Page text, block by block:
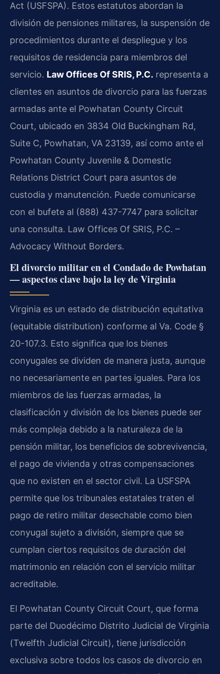
Act (USFSPA). Estos estatutos abordan la
división de pensiones militares, la suspensión de
procedimientos durante el despliegue y los
requisitos de residencia para miembros del
servicio. Law Offices Of SRIS, P.C. representa a
clientes en asuntos de divorcio para las fuerzas
armadas ante el Powhatan County Circuit
Court, ubicado en 3834 Old Buckingham Rd,
Suite C, Powhatan, VA 23139, así como ante el
Powhatan County Juvenile & Domestic
Relations District Court para asuntos de
custodia y manutención. Puede comunicarse
con el bufete al (888) 437-7747 para solicitar
una consulta. Law Offices Of SRIS, P.C. –
Advocacy Without Borders.
El divorcio militar en el Condado de Powhatan
— aspectos clave bajo la ley de Virginia
Virginia es un estado de distribución equitativa
(equitable distribution) conforme al Va. Code §
20-107.3. Esto significa que los bienes
conyugales se dividen de manera justa, aunque
no necesariamente en partes iguales. Para los
miembros de las fuerzas armadas, la
clasificación y división de los bienes puede ser
más compleja debido a la naturaleza de la
pensión militar, los beneficios de sobrevivencia,
el pago de vivienda y otras compensaciones
que no existen en el sector civil. La USFSPA
permite que los tribunales estatales traten el
pago de retiro militar desechable como bien
conyugal sujeto a división, siempre que se
cumplan ciertos requisitos de duración del
matrimonio en relación con el servicio militar
acreditable.
El Powhatan County Circuit Court, que forma
parte del Duodécimo Distrito Judicial de Virginia
(Twelfth Judicial Circuit), tiene jurisdicción
exclusiva sobre todos los casos de divorcio en